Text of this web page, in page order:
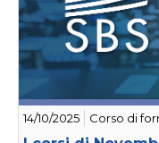
14/10/2025 Corso di